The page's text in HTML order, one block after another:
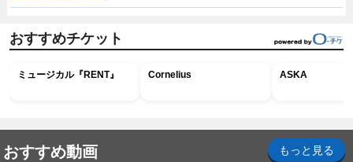
おすすめチケット
ミュージカル『RENT』 Cornelius ASKA
おすすめ動画 もっと見る